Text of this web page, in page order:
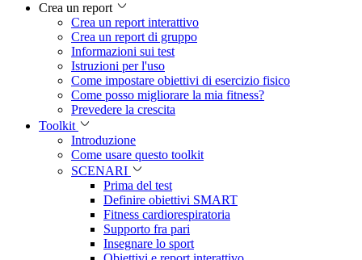
Crea un report
Crea un report interattivo
Crea un report di gruppo
Informazioni sui test
Istruzioni per l'uso
Come impostare obiettivi di esercizio fisico
Come posso migliorare la mia fitness?
Prevedere la crescita
Toolkit
Introduzione
Come usare questo toolkit
SCENARI
Prima del test
Definire obiettivi SMART
Fitness cardiorespiratoria
Supporto fra pari
Insegnare lo sport